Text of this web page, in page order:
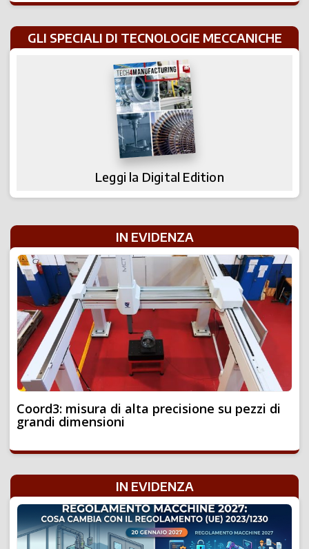
GLI SPECIALI DI TECNOLOGIE MECCANICHE
Leggi la Digital Edition
IN EVIDENZA
Coord3: misura di alta precisione su pezzi di
grandi dimensioni
IN EVIDENZA